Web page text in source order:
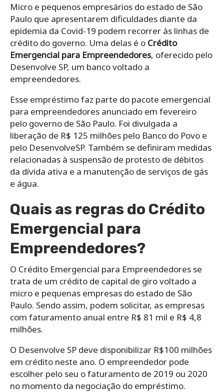
Micro e pequenos empresários do estado de São
Paulo que apresentarem dificuldades diante da
epidemia da Covid-19 podem recorrer às linhas de
crédito do governo. Uma delas é o Crédito
Emergencial para Empreendedores, oferecido pelo
Desenvolve SP, um banco voltado a
empreendedores.
Esse empréstimo faz parte do pacote emergencial
para empreendedores anunciado em fevereiro
pelo governo de São Paulo. Foi divulgada a
liberação de R$ 125 milhões pelo Banco do Povo e
pelo DesenvolveSP. Também se definiram medidas
relacionadas à suspensão de protesto de débitos
da dívida ativa e a manutenção de serviços de gás
e água.
Quais as regras do Crédito
Emergencial para
Empreendedores?
O Crédito Emergencial para Empreendedores se
trata de um crédito de capital de giro voltado a
micro e pequenas empresas do estado de São
Paulo. Sendo assim, podem solicitar, as empresas
com faturamento anual entre R$ 81 mil e R$ 4,8
milhões.
O Desenvolve SP deve disponibilizar R$100 milhões
em crédito neste ano. O empreendedor pode
escolher pelo seu o faturamento de 2019 ou 2020
no momento da negociação do empréstimo.